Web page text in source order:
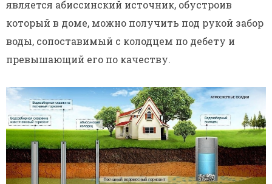
является абиссинский источник, обустроив
который в доме, можно получить под рукой забор
воды, сопоставимый с колодцем по дебету и
превышающий его по качеству.